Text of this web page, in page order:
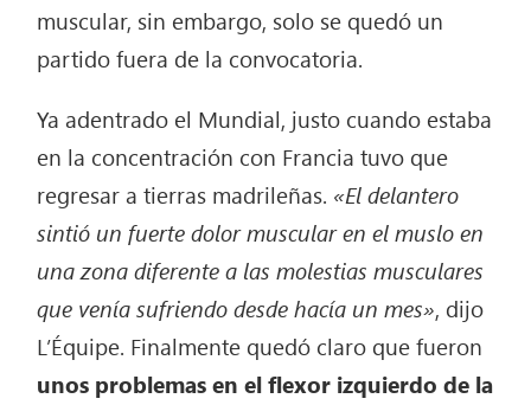
muscular, sin embargo, solo se quedó un
partido fuera de la convocatoria.
Ya adentrado el Mundial, justo cuando estaba
en la concentración con Francia tuvo que
regresar a tierras madrileñas. «El delantero
sintió un fuerte dolor muscular en el muslo en
una zona diferente a las molestias musculares
que venía sufriendo desde hacía un mes», dijo
L’Équipe. Finalmente quedó claro que fueron
unos problemas en el flexor izquierdo de la